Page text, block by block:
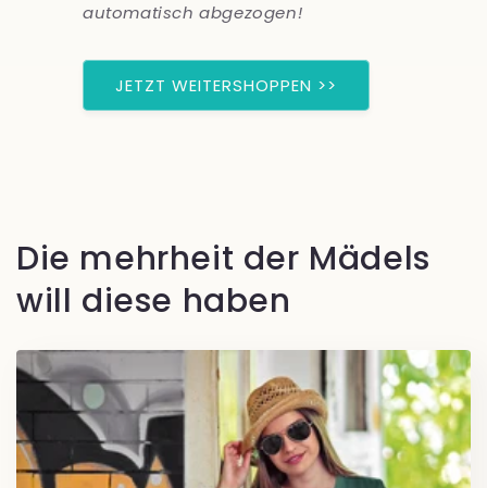
automatisch abgezogen!
JETZT WEITERSHOPPEN >>
Die mehrheit der Mädels
will diese haben